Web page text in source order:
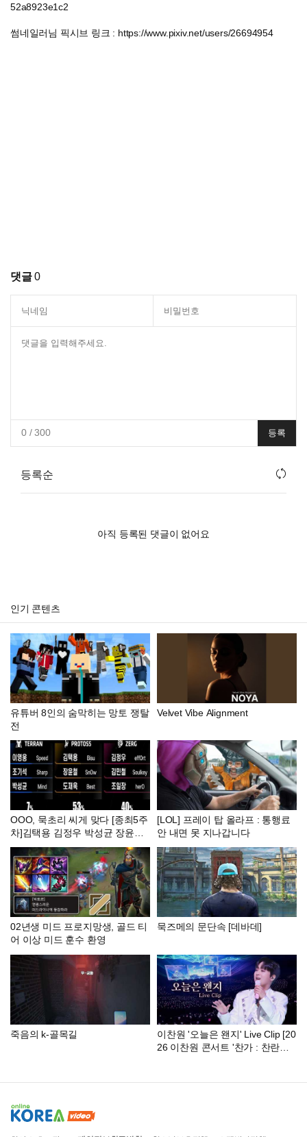
52a8923e1c2
썸네일러님 픽시브 링크 : https://www.pixiv.net/users/26694954
댓글0
0/ 300 등록
등록순
아직 등록된 댓글이 없어요
인기 콘텐츠
유튜버 8인의 숨막히는 망토 쟁탈
전
Velvet Vibe Alignment
OOO, 묵초리 씨게 맞다 [종최5주
차]김택용 김정우 박성균 장윤철
김민철 도재욱 조기석 조일장 이
영웅 [KCM 종족최강전 2026, 시
즌3]
[LOL] 프레이 탑 올라프 : 통행료
안 내면 못 지나갑니다
02년생 미드 프로지망생, 골드 티
어 이상 미드 훈수 환영
묵즈메의 문단속 [데바데]
죽음의 k-골목길
이찬원 '오늘은 왠지' Live Clip [20
26 이찬원 콘서트 '찬가 : 찬란한